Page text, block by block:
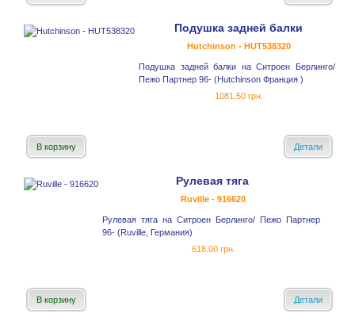
Подушка задней балки
Hutchinson - HUT538320
Подушка задней балки на Ситроен Берлинго/
Пежо Партнер 96- (Hutchinson Франция )
1081.50 грн.
В корзину Детали
Рулевая тяга
Ruville - 916620
Рулевая тяга на Ситроен Берлинго/ Пежо Партнер
96- (Ruville, Германия)
618.00 грн.
В корзину Детали